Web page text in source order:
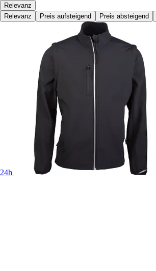
Relevanz
Relevanz
Preis aufsteigend Preis absteigend
24h